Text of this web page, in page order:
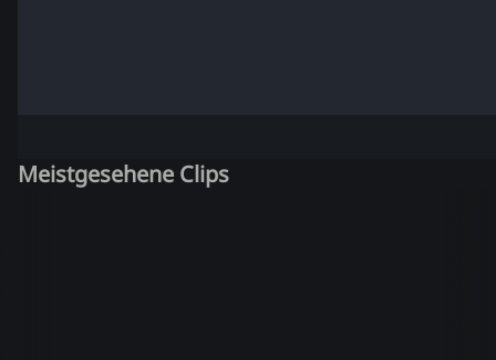
Meistgesehene Clips